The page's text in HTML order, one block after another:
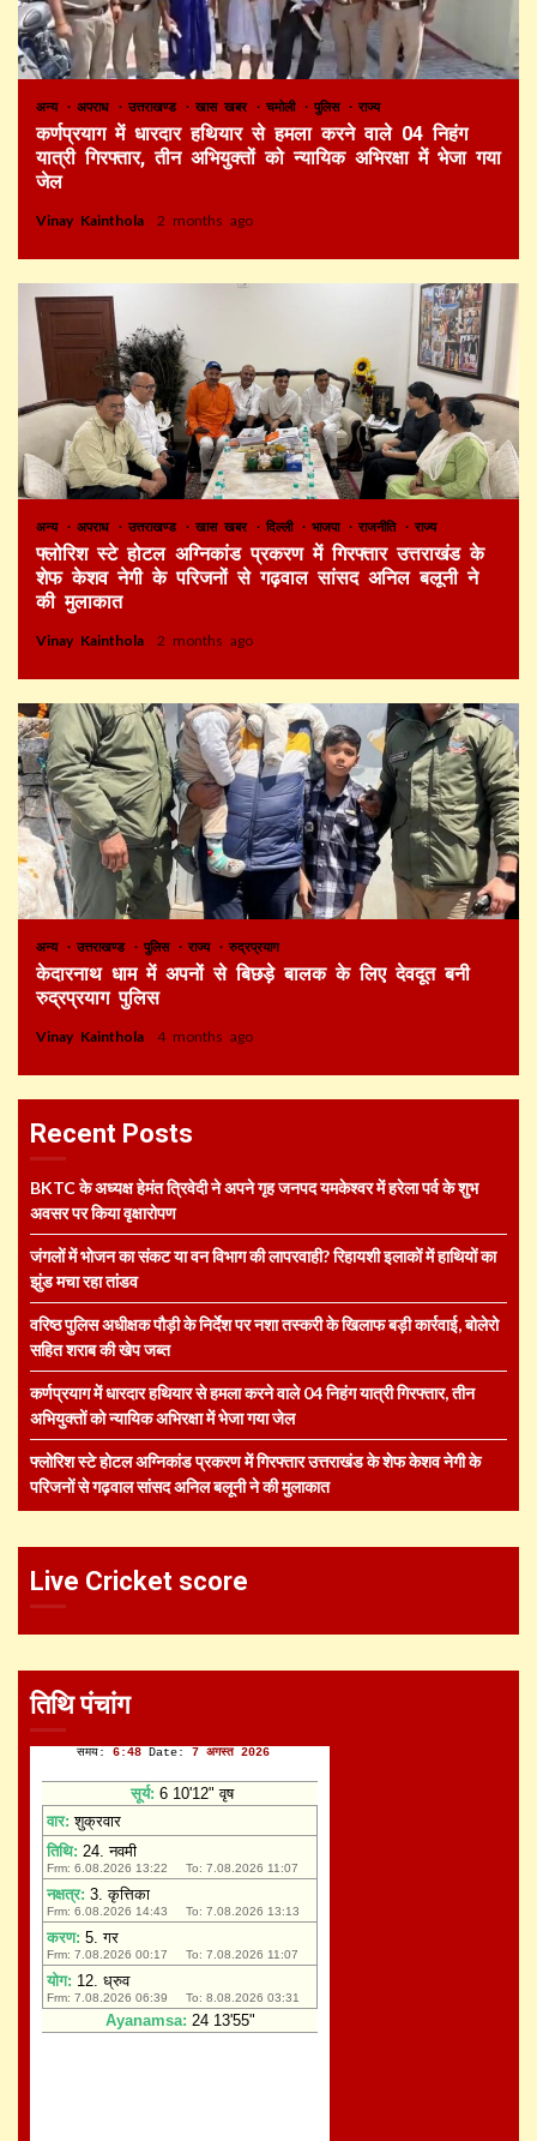
अन्य अपराध उत्तराखण्ड खास खबर चमोली पुलिस राज्य
कर्णप्रयाग में धारदार हथियार से हमला करने वाले 04 निहंग
यात्री गिरफ्तार, तीन अभियुक्तों को न्यायिक अभिरक्षा में भेजा गया
जेल
Vinay Kainthola 2 months ago
अन्य अपराध उत्तराखण्ड खास खबर दिल्ली भाजपा राजनीति राज्य
फ्लोरिश स्टे होटल अग्निकांड प्रकरण में गिरफ्तार उत्तराखंड के
शेफ केशव नेगी के परिजनों से गढ़वाल सांसद अनिल बलूनी ने
की मुलाकात
Vinay Kainthola 2 months ago
अन्य उत्तराखण्ड पुलिस राज्य रुद्रप्रयाग
केदारनाथ धाम में अपनों से बिछड़े बालक के लिए देवदूत बनी
रुद्रप्रयाग पुलिस
Vinay Kainthola 4 months ago
Recent Posts
BKTC के अध्यक्ष हेमंत त्रिवेदी ने अपने गृह जनपद यमकेश्वर में हरेला पर्व के शुभ
अवसर पर किया वृक्षारोपण
जंगलों में भोजन का संकट या वन विभाग की लापरवाही? रिहायशी इलाकों में हाथियों का
झुंड मचा रहा तांडव
वरिष्ठ पुलिस अधीक्षक पौड़ी के निर्देश पर नशा तस्करी के खिलाफ बड़ी कार्रवाई, बोलेरो
सहित शराब की खेप जब्त
कर्णप्रयाग में धारदार हथियार से हमला करने वाले 04 निहंग यात्री गिरफ्तार, तीन
अभियुक्तों को न्यायिक अभिरक्षा में भेजा गया जेल
फ्लोरिश स्टे होटल अग्निकांड प्रकरण में गिरफ्तार उत्तराखंड के शेफ केशव नेगी के
परिजनों से गढ़वाल सांसद अनिल बलूनी ने की मुलाकात
Live Cricket score
तिथि पंचांग